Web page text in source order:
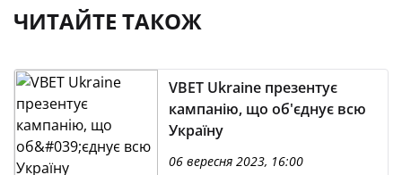
ЧИТАЙТЕ ТАКОЖ
VBET Ukraine презентує
кампанію, що об'єднує всю
Україну
06 вересня 2023, 16:00